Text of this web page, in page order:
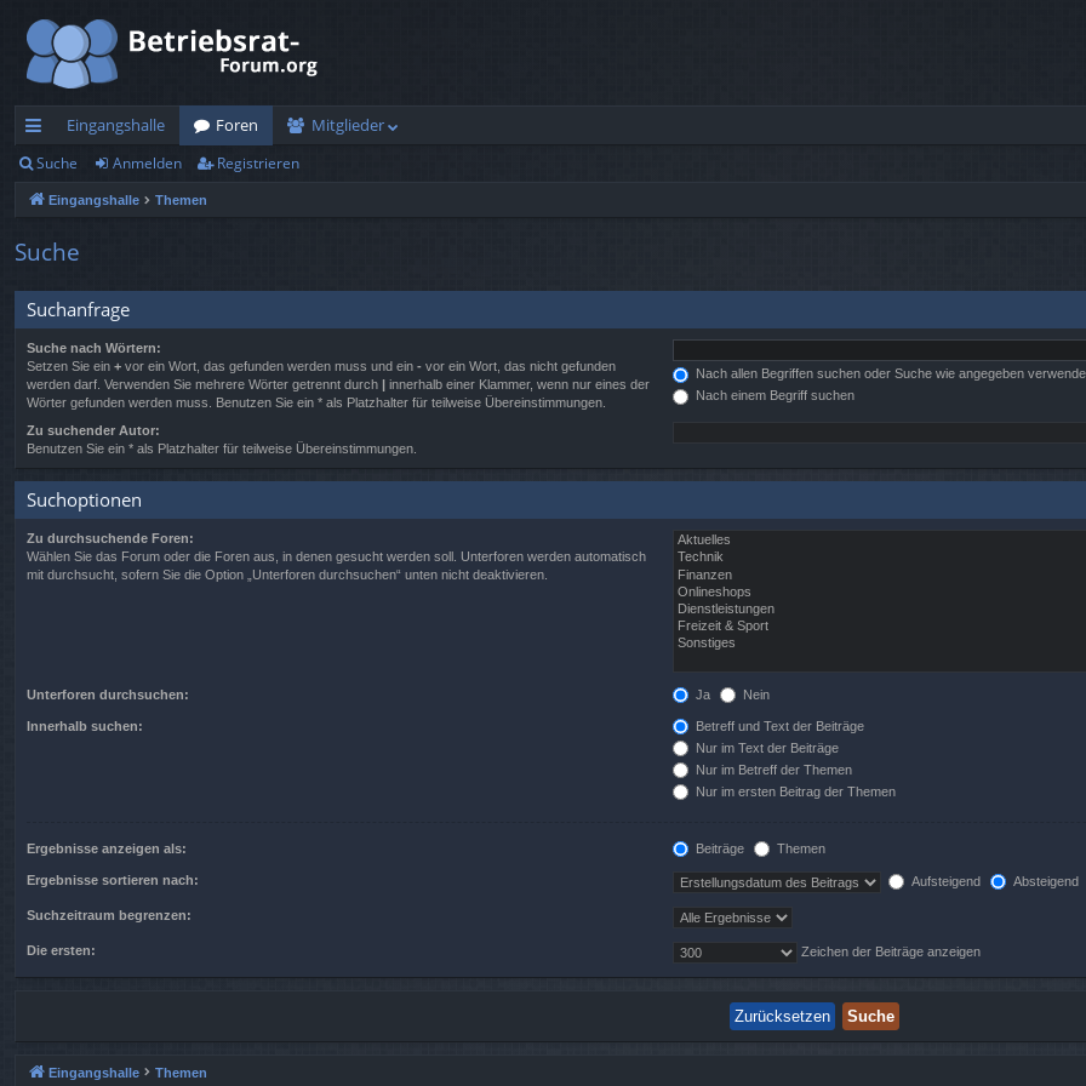
ch
ne
llz
rif
f
Eingangshalle Foren
Mitglieder
Suche Anmelden Registrieren
Eingangshalle Themen
Suche
Suchanfrage
Suche nach Wörtern:
Setzen Sie ein + vor ein Wort, das gefunden werden muss und ein - vor ein Wort, das nicht gefunden
werden darf. Verwenden Sie mehrere Wörter getrennt durch | innerhalb einer Klammer, wenn nur eines der
Wörter gefunden werden muss. Benutzen Sie ein * als Platzhalter für teilweise Übereinstimmungen.
Nach allen Begriffen suchen oder Suche wie angegeben
Nach einem Begriff suchen
Zu suchender Autor:
Benutzen Sie ein * als Platzhalter für teilweise Übereinstimmungen.
Suchoptionen
Zu durchsuchende Foren:
Wählen Sie das Forum oder die Foren aus, in denen gesucht werden soll. Unterforen werden automatisch
mit durchsucht, sofern Sie die Option „Unterforen durchsuchen“ unten nicht deaktivieren.
Unterforen durchsuchen: Ja Nein
Innerhalb suchen:
Betreff und Text der Beiträge
Nur im Text der Beiträge
Nur im Betreff der Themen
Nur im ersten Beitrag der Themen
Ergebnisse anzeigen als: Beiträge Themen
Ergebnisse sortieren nach: Aufsteigend Absteigend
Suchzeitraum begrenzen:
Die ersten: Zeichen der Beiträge anzeigen
Eingangshalle Themen